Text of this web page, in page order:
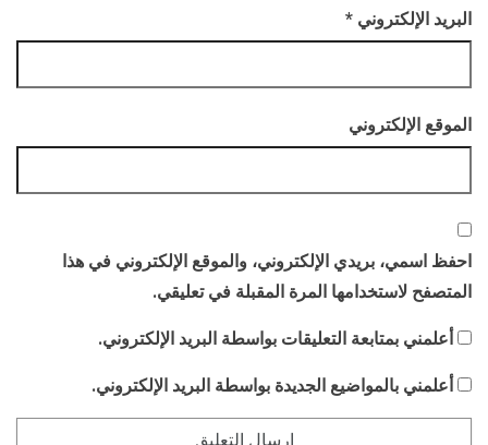
البريد الإلكتروني *
الموقع الإلكتروني
احفظ اسمي، بريدي الإلكتروني، والموقع الإلكتروني في هذا
المتصفح لاستخدامها المرة المقبلة في تعليقي.
أعلمني بمتابعة التعليقات بواسطة البريد الإلكتروني.
أعلمني بالمواضيع الجديدة بواسطة البريد الإلكتروني.